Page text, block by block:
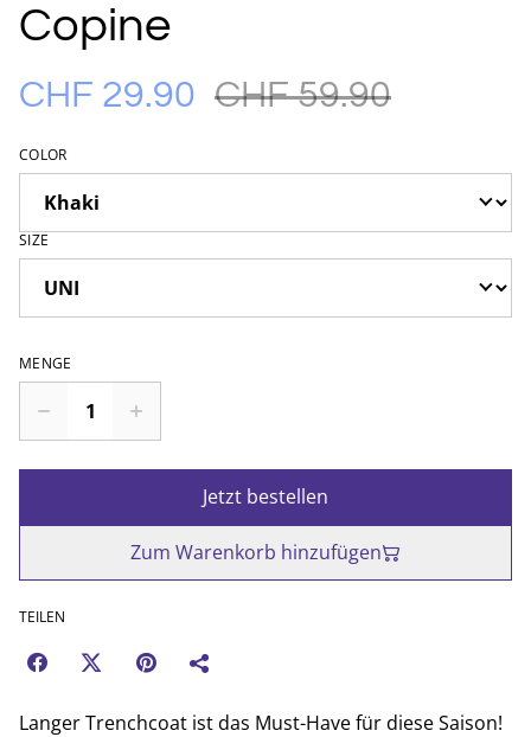
Copine
CHF 29.90 CHF 59.90
COLOR
SIZE
MENGE
Jetzt bestellen
Zum Warenkorb hinzufügen
TEILEN
Langer Trenchcoat ist das Must-Have für diese Saison!